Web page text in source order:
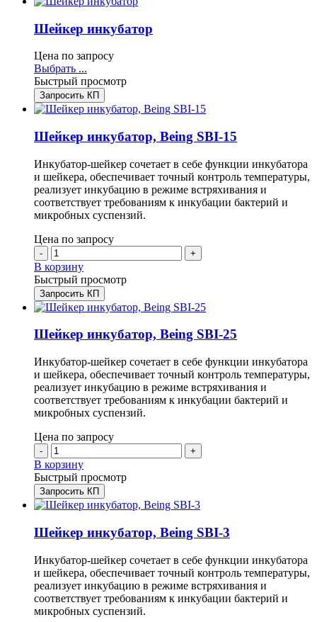
Шейкер инкубатор
Цена по запросу
Выбрать ...
товар
имеет
несколько
вариаций.
Опции
можно
на
странице
товара.
Быстрый просмотр
Запросить КП
Шейкер инкубатор, Being SBI-15
Инкубатор-шейкер сочетает в себе функции инкубатора
и шейкера, обеспечивает точный контроль температуры,
реализует инкубацию в режиме встряхивания и
соответствует требованиям к инкубации бактерий и
микробных суспензий.
Цена по запросу
- +
В корзину
Быстрый просмотр
Запросить КП
Шейкер инкубатор, Being SBI-25
Инкубатор-шейкер сочетает в себе функции инкубатора
и шейкера, обеспечивает точный контроль температуры,
реализует инкубацию в режиме встряхивания и
соответствует требованиям к инкубации бактерий и
микробных суспензий.
Цена по запросу
- +
В корзину
Быстрый просмотр
Запросить КП
Шейкер инкубатор, Being SBI-3
Инкубатор-шейкер сочетает в себе функции инкубатора
и шейкера, обеспечивает точный контроль температуры,
реализует инкубацию в режиме встряхивания и
соответствует требованиям к инкубации бактерий и
микробных суспензий.